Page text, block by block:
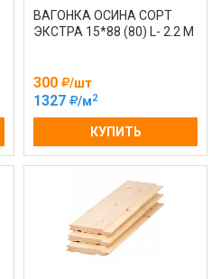
ВАГОНКА ОСИНА СОРТ
ЭКСТРА 15*88 (80) L- 2.2 М
300 /шт
1327 /м2
КУПИТЬ